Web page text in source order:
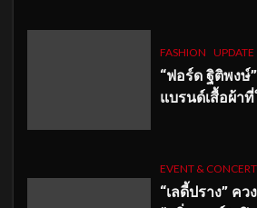
FASHION UPDATE
“ฟอร์ด ฐิติพงษ์
แบรนด์เสื้อผ้า
EVENT & CONCERT
“เลดี้ปราง” ค